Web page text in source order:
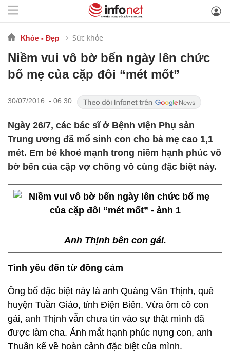
Khỏe - Đẹp Sức khỏe
Niềm vui vô bờ bến ngày lên chức
bố mẹ của cặp đôi “mét mốt”
30/07/2016 - 06:30
Ngày 26/7, các bác sĩ ở Bệnh viện Phụ sản
Trung ương đã mổ sinh con cho bà mẹ cao 1,1
mét. Em bé khoẻ mạnh trong niềm hạnh phúc vô
bờ bến của cặp vợ chồng vô cùng đặc biệt này.
Anh Thịnh bên con gái.
Tình yêu đến từ đồng cảm
Ông bố đặc biệt này là anh Quàng Văn Thịnh, quê
huyện Tuần Giáo, tỉnh Điện Biên. Vừa ôm cô con
gái, anh Thịnh vẫn chưa tin vào sự thật mình đã
được làm cha. Ánh mắt hạnh phúc nựng con, anh
Thuần kể về hoàn cảnh đặc biệt của mình.